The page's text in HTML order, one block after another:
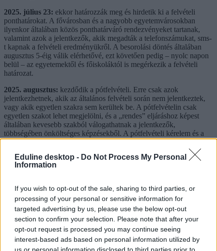
Eduline desktop - Do Not Process My Personal
Information
If you wish to opt-out of the sale, sharing to third parties, or
processing of your personal or sensitive information for
targeted advertising by us, please use the below opt-out
section to confirm your selection. Please note that after your
opt-out request is processed you may continue seeing
interest-based ads based on personal information utilized by
2025. július 23: ekkor határozzák meg és hirdetik ki a felvételi
ponthatárokat. A fővárosban és a nagyobb egyetemvárosokban
ilyenkor általában közös ponthatárváró rendezvényeket tartanak,
valamint azok a jelentkezők, akik megadták a telefonszámukat, sms-
t kapnak a felvételi eredményükről. A besorolási döntés általában
augusztus 5-éig válik elérhetővé, ezt követően pedig – nyolc napon
belül – az egyetemektől és főiskoláktól is megérkezik a felvételi
határozat.
2025. augusztus: kezdődik a pótfelvételi. Erre csak azok
jelentkezhetnek, akik az általános felvételi során nem jelentkeztek,
vagy akik egyetlen szakra sem kerültek be. A pótfelvételin csak
egyetlen szakot lehet megjelölni, és a „rendes” eljáráshoz képest
általában kevesebb szakból válogathatnak a jelentkezők,
többségében önköltséges képzésekből. A pótfelvételi kérelem és a
hozzá szükséges dokumentumok benyújtására általában csak néhány
napjuk van a jelentkezőknek. A ponthatárokat augusztus végén
húzzák, a sikeres felvételizők pedig ugyanúgy szeptemberben
kezdik az egyetemet, mint azok, akik az általános felvételi eljárásban